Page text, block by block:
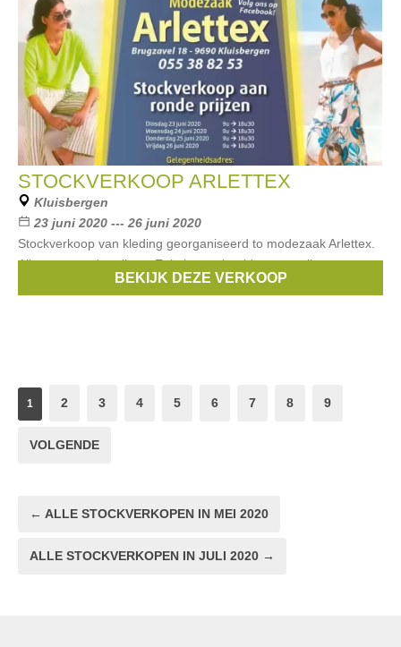
STOCKVERKOOP ARLETTEX
Kluisbergen
23 juni 2020 --- 26 juni 2020
Stockverkoop van kleding georganiseerd to modezaak Arlettex.
Alles aan ronde prijzen. Enkele voorbeelden van prijzen:
DAMES: kleedjes : €25 - €50 broeken: €25 t-shirts: €10,
BEKIJK DEZE VERKOOP
1 2 3 4 5 6 7 8 9
VOLGENDE
← ALLE STOCKVERKOPEN IN MEI 2020
ALLE STOCKVERKOPEN IN JULI 2020 →